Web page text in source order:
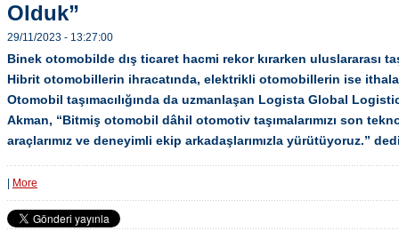
Olduk”
29/11/2023 - 13:27:00
Binek otomobilde dış ticaret hacmi rekor kırarken uluslararası
Hibrit otomobillerin ihracatında, elektrikli otomobillerin ise
Otomobil taşımacılığında da uzmanlaşan Logista Global
Akman, “Bitmiş otomobil dâhil otomotiv taşımalarımızı son
araçlarımız ve deneyimli ekip arkadaşlarımızla yürütüyoruz.”
More